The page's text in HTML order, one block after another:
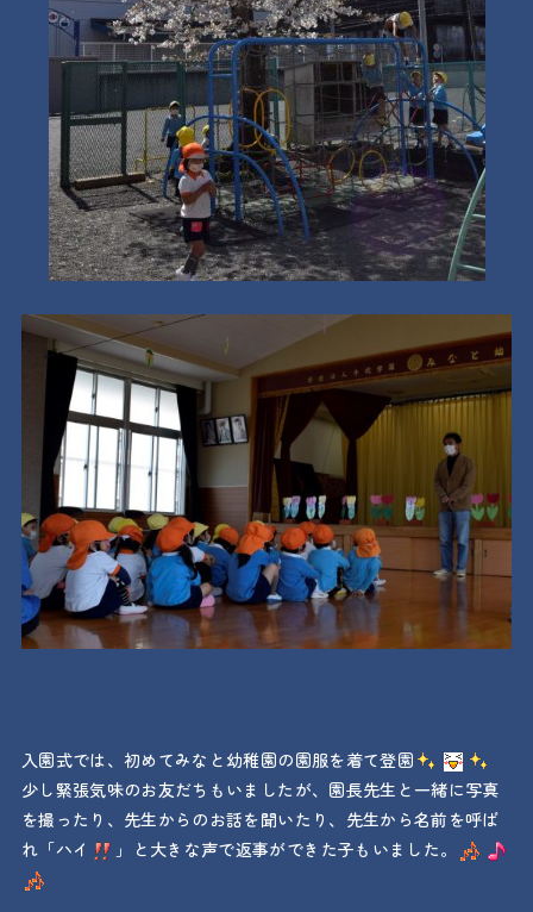
入園式では、初めてみなと幼稚園の園服を着て登園
少し緊張気味のお友だちもいましたが、園長先生と一緒に写真
を撮ったり、先生からのお話を聞いたり、先生から名前を呼ば
れ「ハイ
」と大きな声で返事ができた子もいました。